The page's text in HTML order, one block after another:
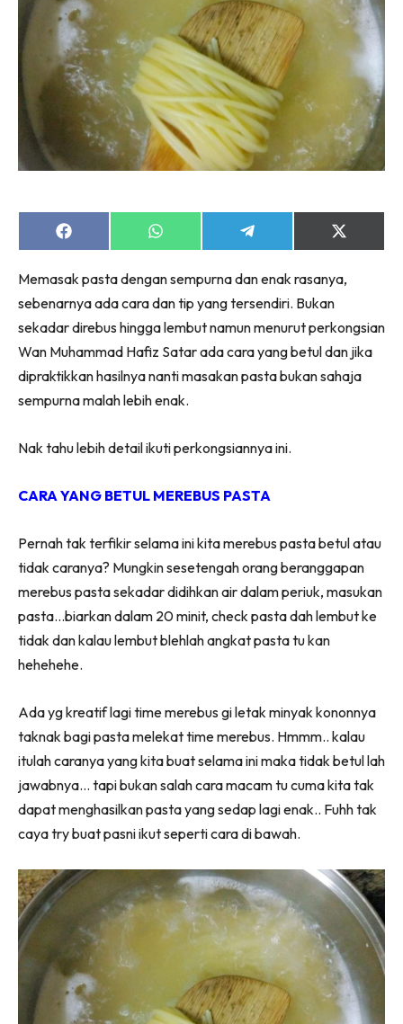
Share
on
Share
on
Share
on
Share
on
(Twitter)
Memasak pasta dengan sempurna dan enak rasanya,
sebenarnya ada cara dan tip yang tersendiri. Bukan
sekadar direbus hingga lembut namun menurut perkongsian
Wan Muhammad Hafiz Satar ada cara yang betul dan jika
dipraktikkan hasilnya nanti masakan pasta bukan sahaja
sempurna malah lebih enak.
Nak tahu lebih detail ikuti perkongsiannya ini.
CARA YANG BETUL MEREBUS PASTA
Pernah tak terfikir selama ini kita merebus pasta betul atau
tidak caranya? Mungkin sesetengah orang beranggapan
merebus pasta sekadar didihkan air dalam periuk, masukan
pasta…biarkan dalam 20 minit, check pasta dah lembut ke
tidak dan kalau lembut blehlah angkat pasta tu kan
hehehehe.
Ada yg kreatif lagi time merebus gi letak minyak kononnya
taknak bagi pasta melekat time merebus. Hmmm.. kalau
itulah caranya yang kita buat selama ini maka tidak betul lah
jawabnya… tapi bukan salah cara macam tu cuma kita tak
dapat menghasilkan pasta yang sedap lagi enak.. Fuhh tak
caya try buat pasni ikut seperti cara di bawah.